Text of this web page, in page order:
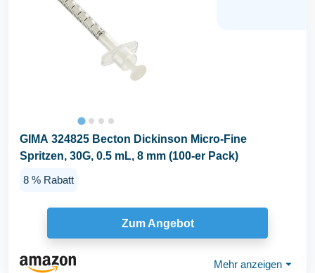
GIMA 324825 Becton Dickinson Micro-Fine
Spritzen, 30G, 0.5 mL, 8 mm (100-er Pack)
8 % Rabatt
Zum Angebot
Mehr anzeigen ⏷